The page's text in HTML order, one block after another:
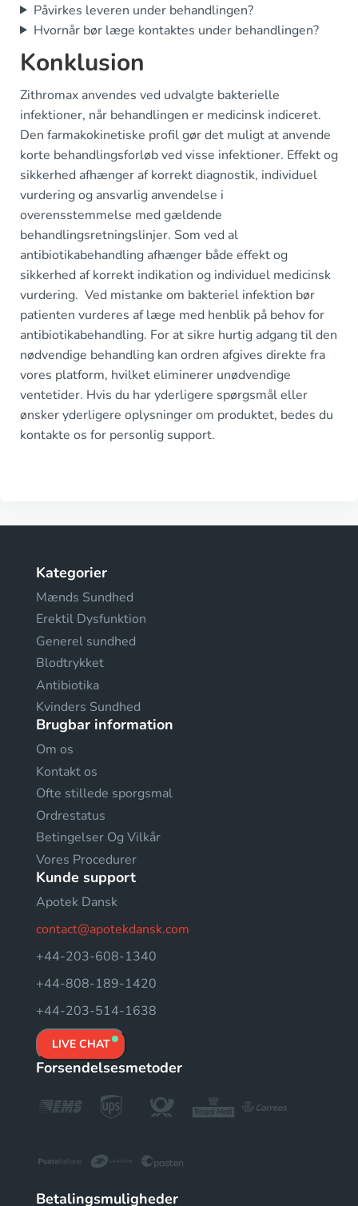
Påvirkes leveren under behandlingen?
Hvornår bør læge kontaktes under behandlingen?
Konklusion
Zithromax anvendes ved udvalgte bakterielle
infektioner, når behandlingen er medicinsk indiceret.
Den farmakokinetiske profil gør det muligt at anvende
korte behandlingsforløb ved visse infektioner. Effekt og
sikkerhed afhænger af korrekt diagnostik, individuel
vurdering og ansvarlig anvendelse i
overensstemmelse med gældende
behandlingsretningslinjer. Som ved al
antibiotikabehandling afhænger både effekt og
sikkerhed af korrekt indikation og individuel medicinsk
vurdering. Ved mistanke om bakteriel infektion bør
patienten vurderes af læge med henblik på behov for
antibiotikabehandling. For at sikre hurtig adgang til den
nødvendige behandling kan ordren afgives direkte fra
vores platform, hvilket eliminerer unødvendige
ventetider. Hvis du har yderligere spørgsmål eller
ønsker yderligere oplysninger om produktet, bedes du
kontakte os for personlig support.
Kategorier
Mænds Sundhed
Erektil Dysfunktion
Generel sundhed
Blodtrykket
Antibiotika
Kvinders Sundhed
Brugbar information
Om os
Kontakt os
Ofte stillede sporgsmal
Ordrestatus
Betingelser Og Vilkår
Vores Procedurer
Kunde support
Apotek Dansk
contact@apotekdansk.com
+44-203-608-1340
+44-808-189-1420
+44-203-514-1638
LIVE CHAT
Forsendelsesmetoder
Betalingsmuligheder